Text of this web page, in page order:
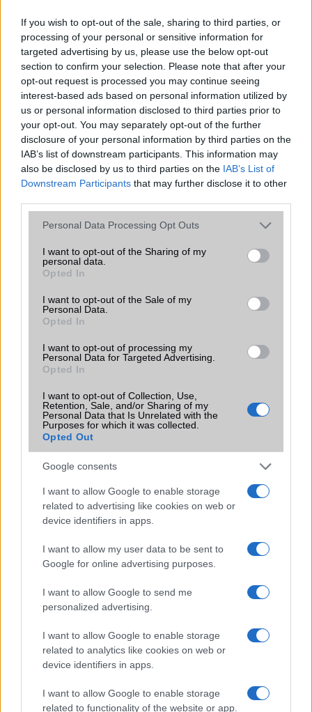
If you wish to opt-out of the sale, sharing to third parties, or
processing of your personal or sensitive information for
targeted advertising by us, please use the below opt-out
section to confirm your selection. Please note that after your
opt-out request is processed you may continue seeing
interest-based ads based on personal information utilized by
us or personal information disclosed to third parties prior to
your opt-out. You may separately opt-out of the further
disclosure of your personal information by third parties on the
IAB’s list of downstream participants. This information may
also be disclosed by us to third parties on the IAB’s List of
Downstream Participants that may further disclose it to other
Please note that this website/app uses one or more Google
not limited to your visit or usage behaviour. You may click to
grant or deny consent to Google and its third-party tags to
use your data for below specified purposes in below Google
consent section.
Personal Data Processing Opt Outs
I want to opt-out of the Sharing of my
personal data.
Opted In
I want to opt-out of the Sale of my
Personal Data.
Opted In
I want to opt-out of processing my
Personal Data for Targeted Advertising.
Opted In
I want to opt-out of Collection, Use,
Retention, Sale, and/or Sharing of my
Personal Data that Is Unrelated with the
Purposes for which it was collected.
Opted Out
Google consents
I want to allow Google to enable storage
related to advertising like cookies on web or
device identifiers in apps.
I want to allow my user data to be sent to
Google for online advertising purposes.
I want to allow Google to send me
personalized advertising.
I want to allow Google to enable storage
related to analytics like cookies on web or
device identifiers in apps.
I want to allow Google to enable storage
related to functionality of the website or app.
Beszélgetési idő h /
Gyorstöltés
ALKALMAZÁSOK ÉS ÉRZÉKELŐK
Java Nincs
Flash/Ujjlenyomat olvasó Nincs
SNS integráció alap szolgáltatás
Organizer alap szolgáltatás
T9 szótár alkalmazás független szótár
Office alkalmazások
DV = Document viewer (Word,
Excel, PowerPoint, PDF)
Iránytũ ecompass
Extrák
EGYÉB
SIM típus miniSIM
Flight mode Van
Terület Globális
Védelem Nincs
SAR
Új és Használt GSM kiemelt ajánlatok